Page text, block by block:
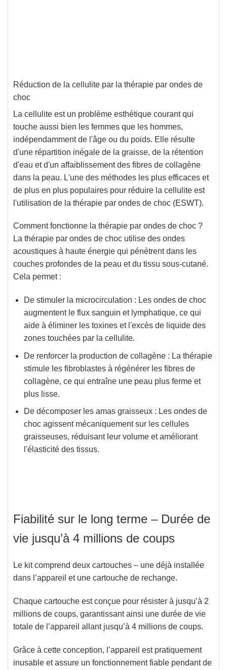
Réduction de la cellulite par la thérapie par ondes de
choc
La cellulite est un problème esthétique courant qui
touche aussi bien les femmes que les hommes,
indépendamment de l'âge ou du poids. Elle résulte
d'une répartition inégale de la graisse, de la rétention
d'eau et d'un affaiblissement des fibres de collagène
dans la peau. L'une des méthodes les plus efficaces et
de plus en plus populaires pour réduire la cellulite est
l'utilisation de la thérapie par ondes de choc (ESWT).
Comment fonctionne la thérapie par ondes de choc ?
La thérapie par ondes de choc utilise des ondes
acoustiques à haute énergie qui pénètrent dans les
couches profondes de la peau et du tissu sous-cutané.
Cela permet :
De stimuler la microcirculation : Les ondes de choc
augmentent le flux sanguin et lymphatique, ce qui
aide à éliminer les toxines et l'excès de liquide des
zones touchées par la cellulite.
De renforcer la production de collagène: La thérapie
stimule les fibroblastes à régénérer les fibres de
collagène, ce qui entraîne une peau plus ferme et
plus lisse.
De décomposer les amas graisseux: Les ondes de
choc agissent mécaniquement sur les cellules
graisseuses, réduisant leur volume et améliorant
l'élasticité des tissus.
Fiabilité sur le long terme – Durée de
vie jusqu’à 4 millions de coups
Le kit comprend deux cartouches – une déjà installée
dans l’appareil et une cartouche de rechange.
Chaque cartouche est conçue pour résister à jusqu’à 2
millions de coups, garantissant ainsi une durée de vie
totale de l’appareil allant jusqu’à 4 millions de coups.
Grâce à cette conception, l’appareil est pratiquement
inusable et assure un fonctionnement fiable pendant de